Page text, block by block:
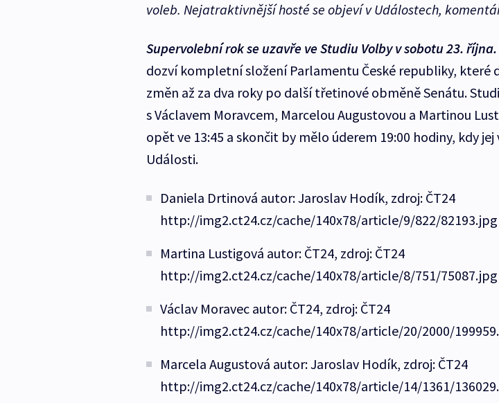
voleb. Nejatraktivnější hosté se objeví v Událostech,
Supervolební rok se uzavře ve Studiu Volby v sobotu 23. října.
dozví kompletní složení Parlamentu České republiky, které
změn až za dva roky po další třetinové obměně Senátu.
s Václavem Moravcem, Marcelou Augustovou a Martinou
opět ve 13:45 a skončit by mělo úderem 19:00 hodiny, kdy
Události.
Daniela Drtinová autor: Jaroslav Hodík, zdroj: ČT24
http://img2.ct24.cz/cache/140x78/article/9/822/82193.jpg
Martina Lustigová autor: ČT24, zdroj: ČT24
http://img2.ct24.cz/cache/140x78/article/8/751/75087.jpg
Václav Moravec autor: ČT24, zdroj: ČT24
http://img2.ct24.cz/cache/140x78/article/20/2000/
Marcela Augustová autor: Jaroslav Hodík, zdroj: ČT24
http://img2.ct24.cz/cache/140x78/article/14/1361/